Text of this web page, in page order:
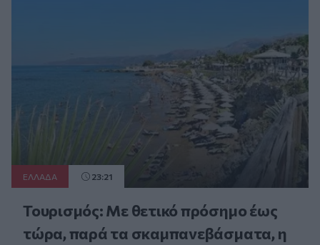
ΕΛΛAΔΑ 23:21
Τουρισμός: Με θετικό πρόσημο έως
τώρα, παρά τα σκαμπανεβάσματα, η